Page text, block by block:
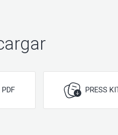
PDF PRESS